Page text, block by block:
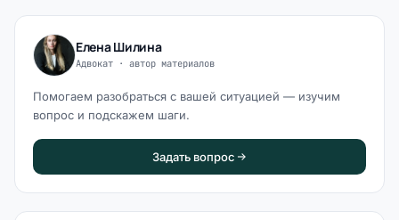
Елена Шилина
Адвокат · автор материалов
Помогаем разобраться с вашей ситуацией — изучим
вопрос и подскажем шаги.
Задать вопрос